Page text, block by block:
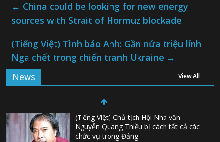
← China could be looking for new energy
sources with Strait of Hormuz blockade
(Tiếng Việt) Tình báo Anh: Gần nửa triệu lính
Nga chết trong chiến tranh Ukraine →
News
View All
(Tiếng Việt) Chủ tịch Hội Nhà văn
Nguyễn Quang Thiều bị cách tất cả các
chức vụ trong Đảng